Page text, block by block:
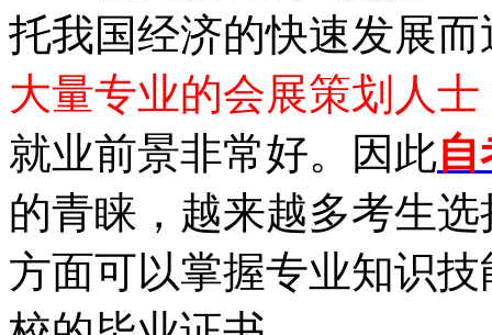
托我国经济的快速发展
大量专业的会展策划人士
就业前景非常好。因此
的青睐，越来越多考生
方面可以掌握专业知识